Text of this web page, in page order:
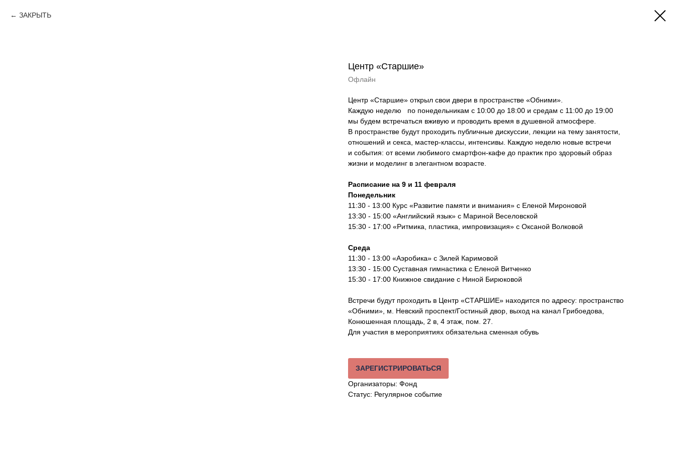
ЗАКРЫТЬ
Центр «Старшие»
Офлайн
Центр «Старшие» открыл свои двери в пространстве «Обними».
Каждую неделю по понедельникам с 10:00 до 18:00 и средам с 11:00 до 19:00
мы будем встречаться вживую и проводить время в душевной атмосфере.
В пространстве будут проходить публичные дискуссии, лекции на тему занятости,
отношений и секса, мастер-классы, интенсивы. Каждую неделю новые встречи
и события: от всеми любимого смартфон-кафе до практик про здоровый образ
жизни и моделинг в элегантном возрасте.
Расписание на 9 и 11 февраля
Понедельник
11:30 - 13:00 Курс «Развитие памяти и внимания» с Еленой Мироновой
13:30 - 15:00 «Английский язык» с Мариной Веселовской
15:30 - 17:00 «Ритмика, пластика, импровизация» с Оксаной Волковой
Среда
11:30 - 13:00 «Аэробика» с Зилей Каримовой
13:30 - 15:00 Суставная гимнастика с Еленой Витченко
15:30 - 17:00 Книжное свидание с Ниной Бирюковой
Встречи будут проходить в Центр «СТАРШИЕ» находится по адресу: пространство
«Обними», м. Невский проспект/Гостиный двор, выход на канал Грибоедова,
Конюшенная площадь, 2 в, 4 этаж, пом. 27.
Для участия в мероприятиях обязательна сменная обувь
ЗАРЕГИСТРИРОВАТЬСЯ
Организаторы: Фонд
Статус: Регулярное событие